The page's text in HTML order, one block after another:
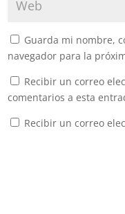
Guarda mi nombre,
navegador para la
Recibir un correo
comentarios a esta
Recibir un correo